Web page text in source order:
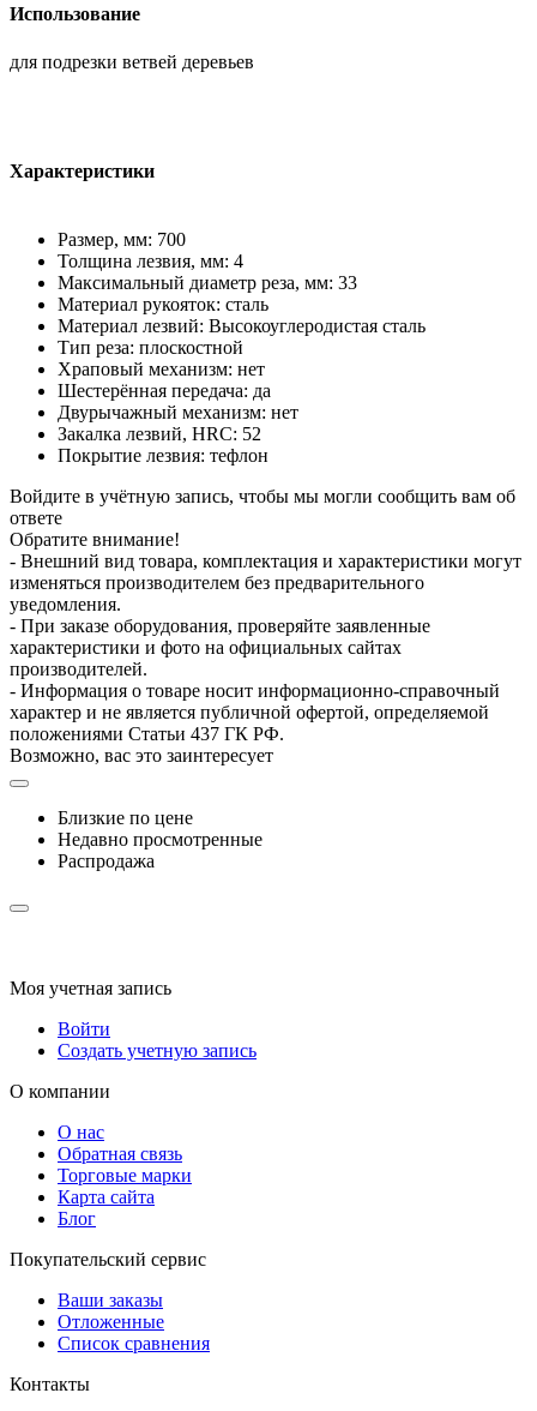
Использование
для подрезки ветвей деревьев
Характеристики
Размер, мм: 700
Толщина лезвия, мм: 4
Максимальный диаметр реза, мм: 33
Материал рукояток: сталь
Материал лезвий: Высокоуглеродистая сталь
Тип реза: плоскостной
Храповый механизм: нет
Шестерённая передача: да
Двурычажный механизм: нет
Закалка лезвий, HRC: 52
Покрытие лезвия: тефлон
Войдите в учётную запись, чтобы мы могли сообщить вам об
ответе
Обратите внимание!
- Внешний вид товара, комплектация и характеристики могут
изменяться производителем без предварительного
уведомления.
- При заказе оборудования, проверяйте заявленные
характеристики и фото на официальных сайтах
производителей.
- Информация о товаре носит информационно-справочный
характер и не является публичной офертой, определяемой
положениями Статьи 437 ГК РФ.
Возможно, вас это заинтересует
Близкие по цене
Недавно просмотренные
Распродажа
Моя учетная запись
Войти
Создать учетную запись
О компании
О нас
Обратная связь
Торговые марки
Карта сайта
Блог
Покупательский сервис
Ваши заказы
Отложенные
Список сравнения
Контакты